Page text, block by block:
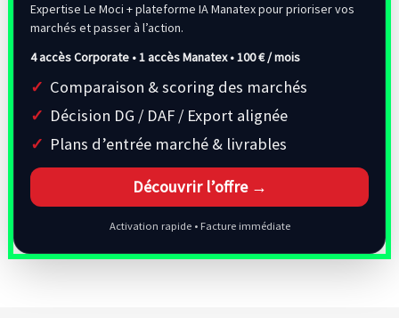
Expertise Le Moci + plateforme IA Manatex pour prioriser vos
marchés et passer à l’action.
4 accès Corporate • 1 accès Manatex •100 € / mois
Comparaison & scoring des marchés
Décision DG / DAF / Export alignée
Plans d’entrée marché & livrables
Découvrir l’offre →
Activation rapide • Facture immédiate